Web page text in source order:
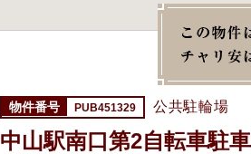
PUB451329 公共駐輪場
中山駅南口第2自転車駐